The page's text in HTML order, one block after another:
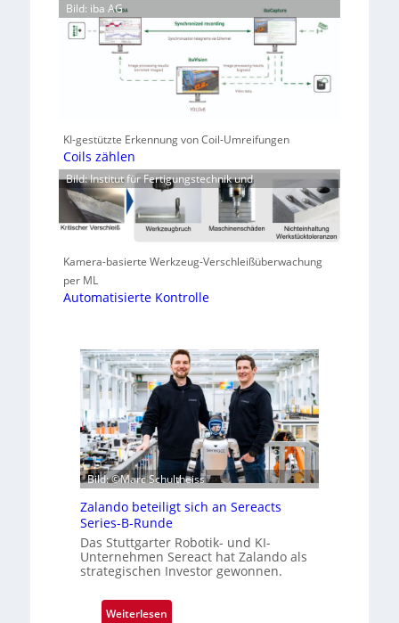
Bild: iba AG
KI-gestützte Erkennung von Coil-Umreifungen
Coils zählen
Bild: Institut für Fertigungstechnik und
Kamera-basierte Werkzeug-Verschleißüberwachung
per ML
Automatisierte Kontrolle
Bild: ©Marc Schultheiss
Zalando beteiligt sich an Sereacts
Series-B-Runde
Das Stuttgarter Robotik- und KI-
Unternehmen Sereact hat Zalando als
strategischen Investor gewonnen.
Weiterlesen